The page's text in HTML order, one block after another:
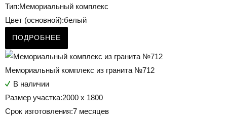
Тип:Мемориальный комплекс
Цвет (основной):белый
ПОДРОБНЕЕ
Мемориальный комплекс из гранита №712
В наличии
Размер участка:2000 х 1800
Срок изготовления:7 месяцев